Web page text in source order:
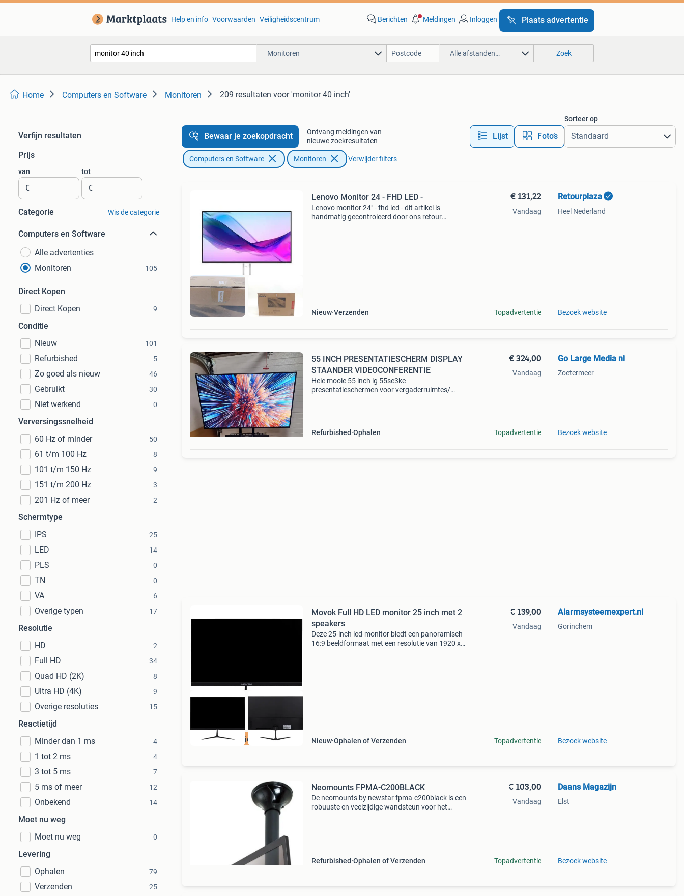
Help en info Voorwaarden Veiligheidscentrum Berichten Meldingen Inloggen Plaats advertentie
Monitoren Alle afstanden… Zoek
Home Computers en Software Monitoren 209 resultaten voor 'monitor 40 inch'
Verfijn resultaten
Prijs
van
€
tot
€
Categorie Wis de categorie
Computers en Software
Alle advertenties
Monitoren
105
Direct Kopen
Direct Kopen
9
Conditie
Nieuw
101
Refurbished 5
Zo goed als nieuw 46
Gebruikt 30
Niet werkend 0
Verversingssnelheid
60 Hz of minder
50
61 t/m 100 Hz 8
101 t/m 150 Hz 9
151 t/m 200 Hz 3
201 Hz of meer 2
Schermtype
IPS
25
LED 14
PLS 0
TN 0
VA 6
Overige typen 17
Resolutie
HD
2
Full HD 34
Quad HD (2K) 8
Ultra HD (4K) 9
Overige resoluties 15
Reactietijd
Minder dan 1 ms
4
1 tot 2 ms 4
3 tot 5 ms 7
5 ms of meer 12
Onbekend 14
Moet nu weg
Moet nu weg
0
Levering
Ophalen
79
Verzenden 25
Bewaar je zoekopdracht
Ontvang meldingen van
nieuwe zoekresultaten
Lijst Foto’s
Sorteer op
Computers en Software Monitoren Verwijder filters
Lenovo Monitor 24 - FHD LED -
Lenovo monitor 24" - fhd led - dit artikel is
handmatig gecontroleerd door ons retour
Nieuw Verzenden
€ 131,22
Vandaag
Topadvertentie
Retourplaza
Heel Nederland
Bezoek website
55 INCH PRESENTATIESCHERM DISPLAY
STAANDER VIDEOCONFERENTIE
Hele mooie 55 inch lg 55se3ke
presentatieschermen voor vergaderruimtes/
Refurbished Ophalen
€ 324,00
Vandaag
Topadvertentie
Go Large Media nl
Zoetermeer
Bezoek website
Aanbieding
Movok Full HD LED monitor 25 inch met 2
speakers
Deze 25-inch led-monitor biedt een panoramisch
16:9 beeldformaat met een resolutie van 1920 x
Nieuw Ophalen of Verzenden
€ 139,00
Vandaag
Topadvertentie
Alarmsysteemexpert.nl
Gorinchem
Bezoek website
Neomounts FPMA-C200BLACK
De neomounts by newstar fpma-c200black is een
robuuste en veelzijdige wandsteun voor het
Refurbished Ophalen of Verzenden
€ 103,00
Vandaag
Topadvertentie
Daans Magazijn
Elst
Bezoek website